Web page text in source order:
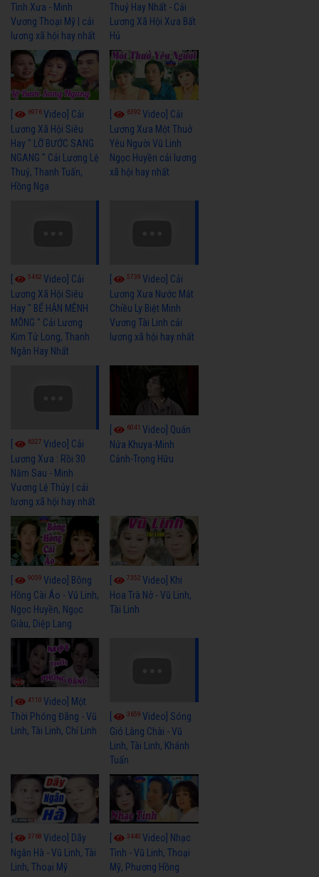
Tình Xưa - Minh
Vương Thoại Mỹ | cải
lương xã hội hay nhất
Thuỷ Hay Nhất - Cải
Lương Xã Hội Xưa Bất
Hủ
[ 6976Video] Cải
Lương Xã Hội Siêu
Hay " LỠ BƯỚC SANG
NGANG " Cải Lương Lệ
Thuỷ, Thanh Tuấn,
Hồng Nga
[ 6392Video] Cải
Lương Xưa Một Thuở
Yêu Người Vũ Linh
Ngọc Huyền cải lương
xã hội hay nhất
[ 5462 Video] Cải
Lương Xã Hội Siêu
Hay " BỂ HẬN MÊNH
MÔNG " Cải Lương
Kim Tử Long, Thanh
Ngân Hay Nhất
[ 5739Video] Cải
Lương Xưa Nước Mắt
Chiều Ly Biệt Minh
Vương Tài Linh cải
lương xã hội hay nhất
[ 6327 Video] Cải
Lương Xưa : Rồi 30
Năm Sau - Minh
Vương Lệ Thủy | cải
lương xã hội hay nhất
[ 6041Video] Quán
Nửa Khuya-Minh
Cảnh-Trọng Hữu
[ 9059 Video] Bông
Hồng Cài Áo - Vũ Linh,
Ngọc Huyền, Ngọc
Giàu, Diệp Lang
[ 7352Video] Khi
Hoa Trà Nở - Vũ Linh,
Tài Linh
4110 Video] Một
Thời Phóng Đãng - Vũ
Linh, Tài Linh, Chí Linh
[ 3659Video] Sóng
Gió Làng Chài - Vũ
Linh, Tài Linh, Khánh
Tuấn
3768 Video] Dãy
Ngân Hà - Vũ Linh, Tài
Linh, Thoại Mỹ
3440Video] Nhạc
Tình - Vũ Linh, Thoại
Mỹ, Phương Hồng